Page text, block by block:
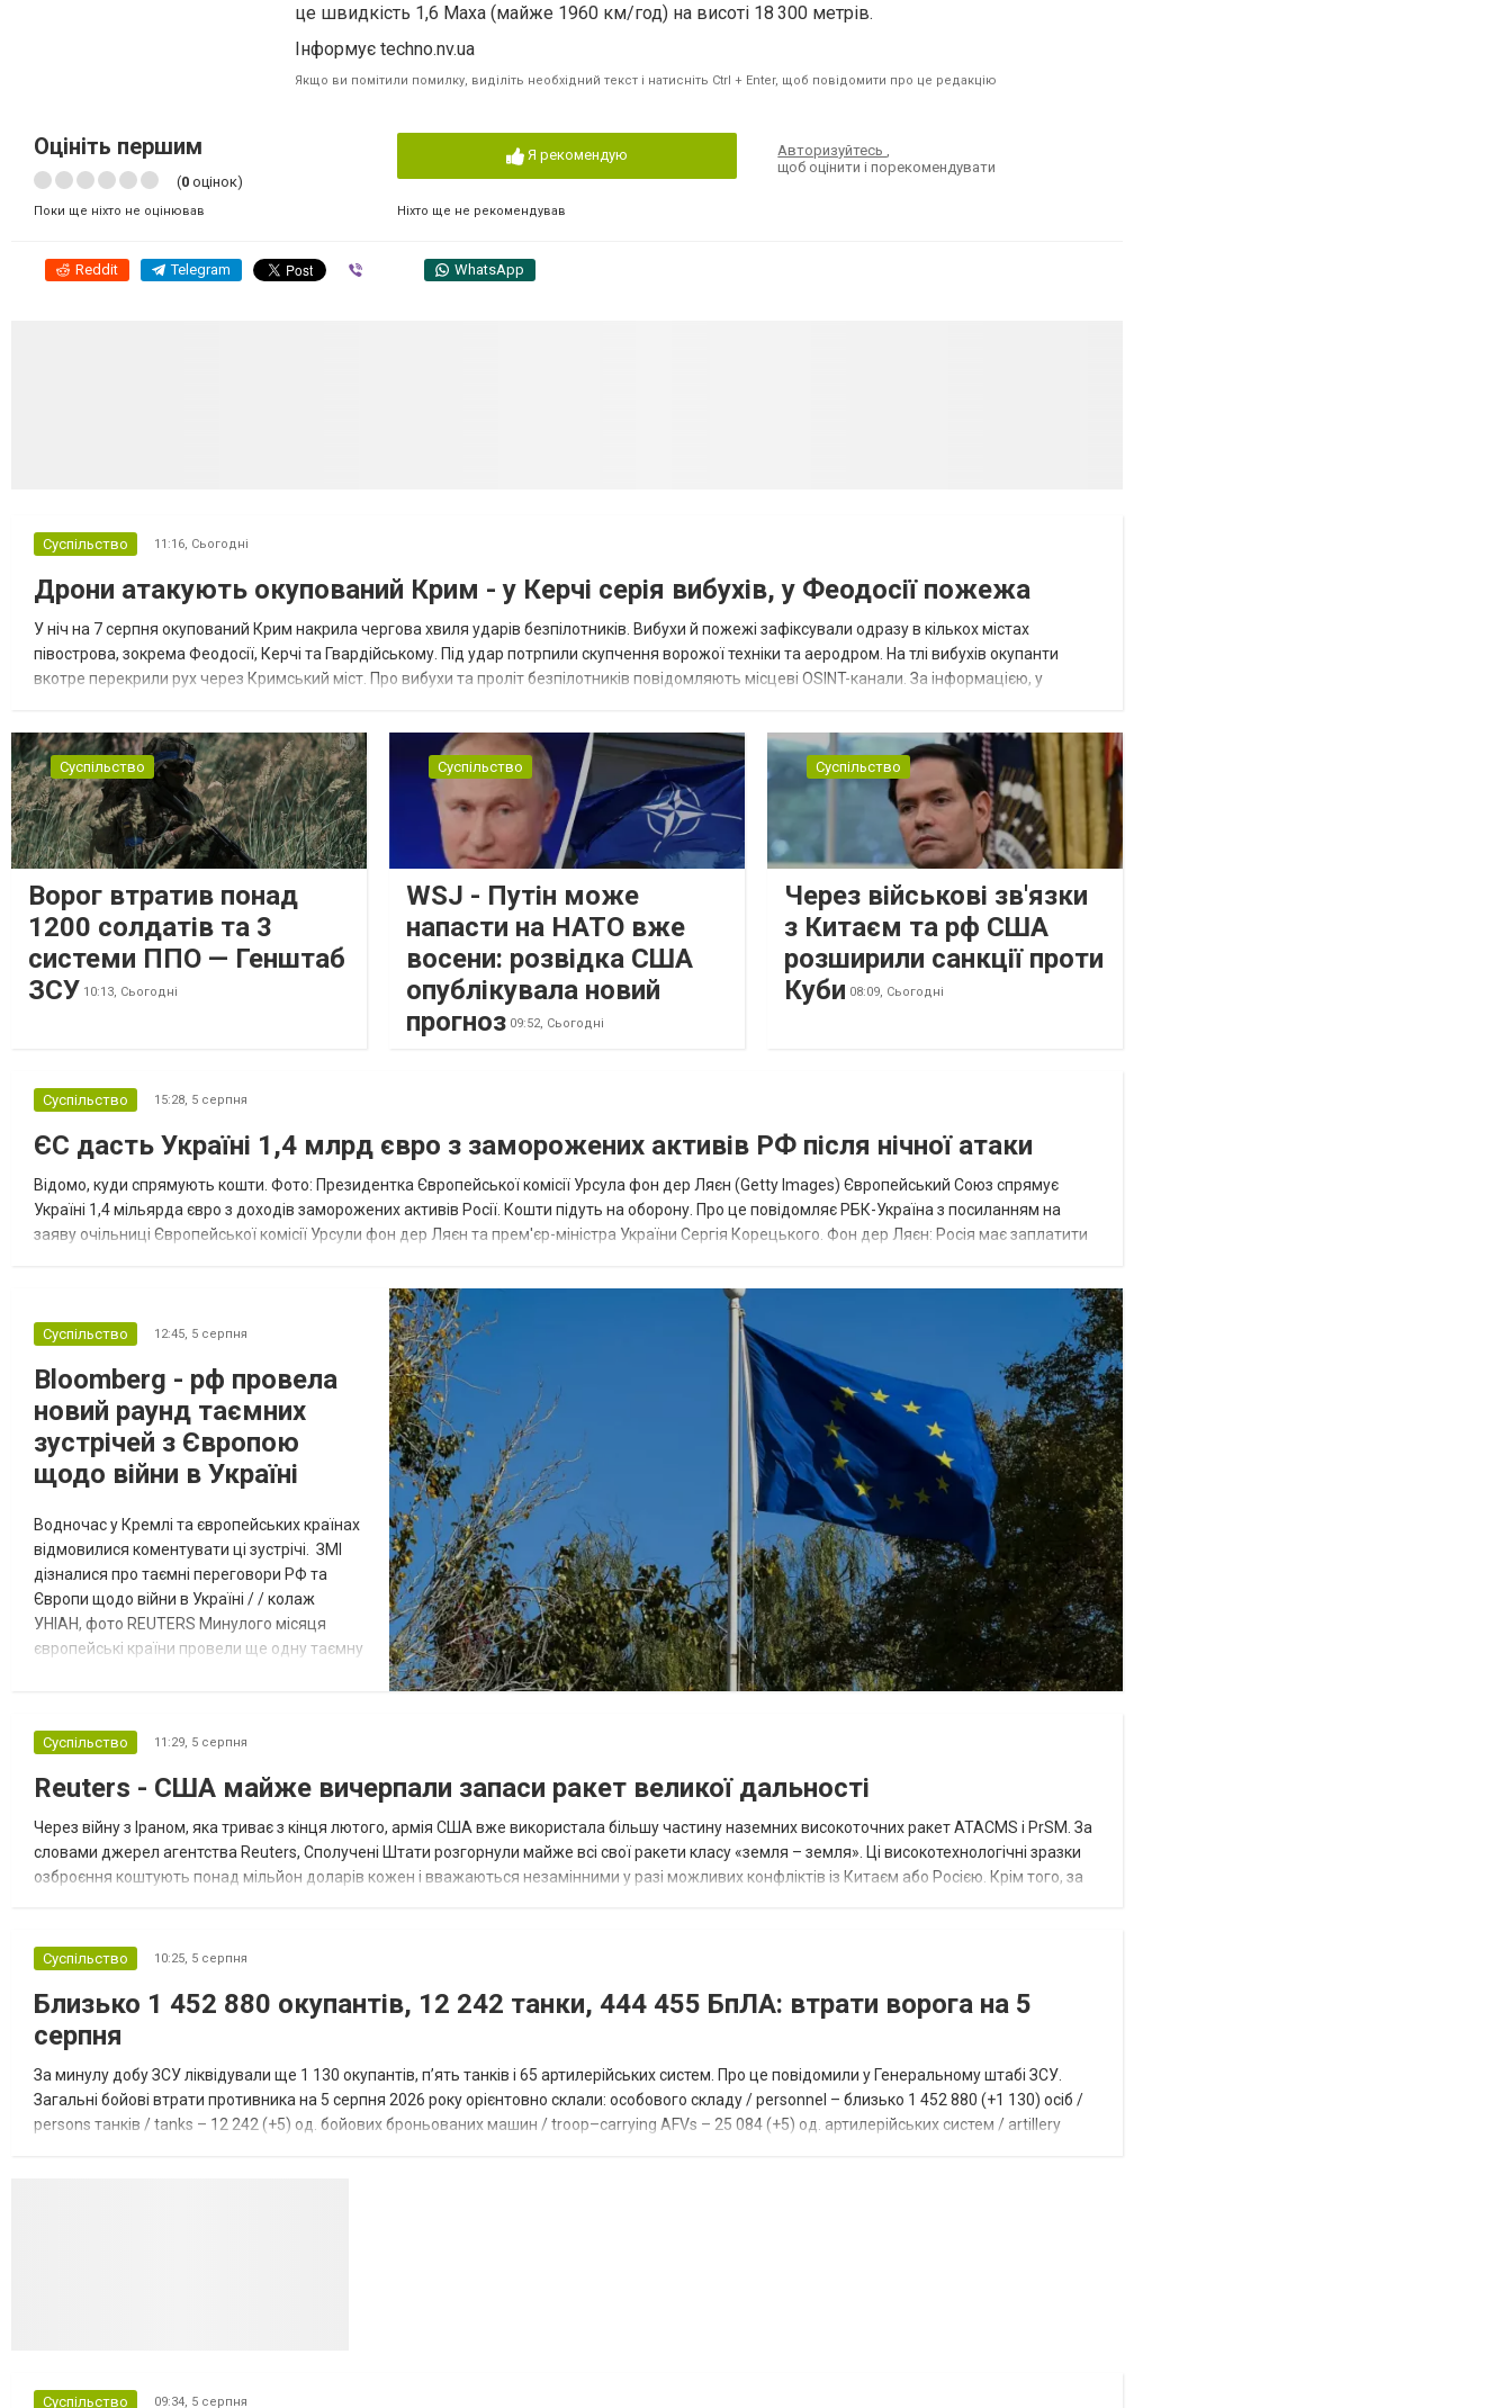
це швидкість 1,6 Маха (майже 1960 км/год) на висоті 18 300 метрів.
Інформує techno.nv.ua
Якщо ви помітили помилку, виділіть необхідний текст і натисніть Ctrl + Enter, щоб повідомити про це редакцію
Оцініть першим
(0 оцінок)
Поки ще ніхто не оцінював
Я рекомендую
Ніхто ще не рекомендував
Авторизуйтесь,
щоб оцінити і порекомендувати
Reddit Telegram WhatsApp
Суспільство 11:16, Сьогодні
Дрони атакують окупований Крим - у Керчі серія вибухів, у Феодосії пожежа
У ніч на 7 серпня окупований Крим накрила чергова хвиля ударів безпілотників. Вибухи й пожежі зафіксували одразу в кількох містах
півострова, зокрема Феодосії, Керчі та Гвардійському. Під удар потрпили скупчення ворожої техніки та аеродром. На тлі вибухів окупанти
вкотре перекрили рух через Кримський міст. Про вибухи та проліт безпілотників повідомляють місцеві OSINT-канали. За інформацією, у
Суспільство
Ворог втратив понад
1200 солдатів та 3
системи ППО — Генштаб
ЗСУ 10:13, Сьогодні
Суспільство
WSJ - Путін може
напасти на НАТО вже
восени: розвідка США
опублікувала новий
прогноз 09:52, Сьогодні
Суспільство
Через військові зв'язки
з Китаєм та рф США
розширили санкції проти
Куби 08:09, Сьогодні
Суспільство 15:28, 5 серпня
ЄС дасть Україні 1,4 млрд євро з заморожених активів РФ після нічної атаки
Відомо, куди спрямують кошти. Фото: Президентка Європейської комісії Урсула фон дер Ляєн (Getty Images) Європейський Союз спрямує
Україні 1,4 мільярда євро з доходів заморожених активів Росії. Кошти підуть на оборону. Про це повідомляє РБК-Україна з посиланням на
заяву очільниці Європейської комісії Урсули фон дер Ляєн та прем'єр-міністра України Сергія Корецького. Фон дер Ляєн: Росія має заплатити
Суспільство 12:45, 5 серпня
Bloomberg - рф провела
новий раунд таємних
зустрічей з Європою
щодо війни в Україні
Водночас у Кремлі та європейських країнах
відмовилися коментувати ці зустрічі. ЗМІ
дізналися про таємні переговори РФ та
Європи щодо війни в Україні / / колаж
УНІАН, фото REUTERS Минулого місяця
європейські країни провели ще одну таємну
зі сторони Європи до цих переговорів
долучилися колишні високопосадовці
Великої Британії, Франції, Німеччини та Р...
Суспільство 11:29, 5 серпня
Reuters - США майже вичерпали запаси ракет великої дальності
Через війну з Іраном, яка триває з кінця лютого, армія США вже використала більшу частину наземних високоточних ракет ATACMS і PrSM. За
словами джерел агентства Reuters, Сполучені Штати розгорнули майже всі свої ракети класу «земля – земля». Ці високотехнологічні зразки
озброєння коштують понад мільйон доларів кожен і вважаються незамінними у разі можливих конфліктів із Китаєм або Росією. Крім того, за
Суспільство 10:25, 5 серпня
Близько 1 452 880 окупантів, 12 242 танки, 444 455 БпЛА: втрати ворога на 5
серпня
За минулу добу ЗСУ ліквідували ще 1 130 окупантів, пʼять танків і 65 артилерійських систем. Про це повідомили у Генеральному штабі ЗСУ.
Загальні бойові втрати противника на 5 серпня 2026 року орієнтовно склали: особового складу / personnel – близько 1 452 880 (+1 130) осіб /
persons танків / tanks – 12 242 (+5) од. бойових броньованих машин / troop–carrying AFVs – 25 084 (+5) од. артилерійських систем / artillery
Суспільство 09:34, 5 серпня